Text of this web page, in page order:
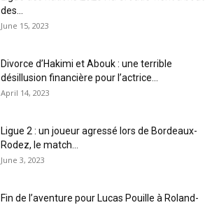
des...
June 15, 2023
Divorce d’Hakimi et Abouk : une terrible
désillusion financière pour l’actrice...
April 14, 2023
Ligue 2 : un joueur agressé lors de Bordeaux-
Rodez, le match...
June 3, 2023
Fin de l’aventure pour Lucas Pouille à Roland-